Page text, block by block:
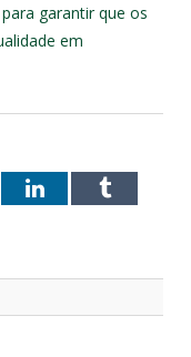
garantir que os
em
LinkedInTumblr